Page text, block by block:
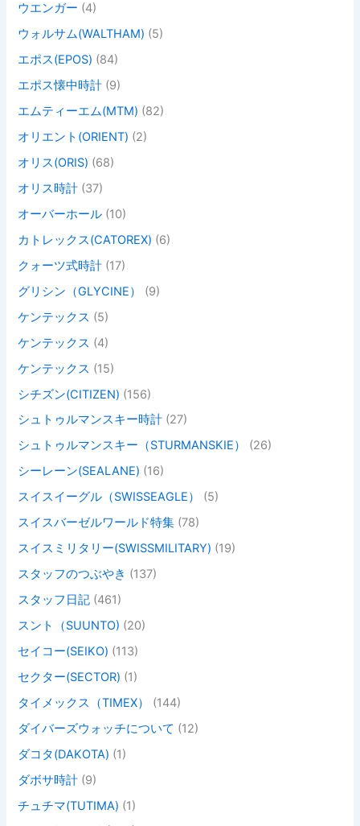
ウエンガー (4)
ウォルサム(WALTHAM) (5)
エポス(EPOS) (84)
エポス懐中時計 (9)
エムティーエム(MTM) (82)
オリエント(ORIENT) (2)
オリス(ORIS) (68)
オリス時計 (37)
オーバーホール (10)
カトレックス(CATOREX) (6)
クォーツ式時計 (17)
グリシン（GLYCINE）
(9)
ケンテックス (5)
ケンテックス (4)
ケンテックス (15)
シチズン(CITIZEN) (156)
シュトゥルマンスキー時計 (27)
シュトゥルマンスキー（STURMANSKIE）
(26)
シーレーン(SEALANE) (16)
スイスイーグル（SWISSEAGLE）
(5)
スイスバーゼルワールド特集 (78)
スイスミリタリー(SWISSMILITARY) (19)
スタッフのつぶやき (137)
スタッフ日記 (461)
スント（SUUNTO) (20)
セイコー(SEIKO) (113)
セクター(SECTOR) (1)
タイメックス（TIMEX）
(144)
ダイバーズウォッチについて (12)
ダコタ(DAKOTA) (1)
ダボサ時計 (9)
チュチマ(TUTIMA) (1)